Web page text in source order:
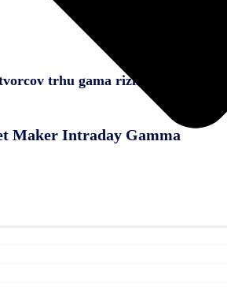
trhu gama riziku počas dňa
Maker Intraday Gamma